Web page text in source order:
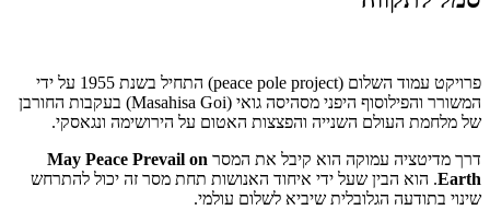
פרויקט עמוד השלום (peace pole project) התחיל בשנת 1955 על ידי
המשורר והפילוסוף היפני מסהיסה גואי (Masahisa Goi) בעקבות החורבן
של מלחמת העולם השנייה והפצצות האטום על הירושימה ונגאסקי.
דרך מדיטציה עמוקה הוא קיבל את המסר May Peace Prevail on
Earth. הוא הבין שעל ידי איחוד האנושות תחת מסר זה יכול להתרחש
שינוי בתודעה הגלובלית שיביא לשלום עולמי.